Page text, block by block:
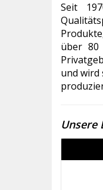
Seit
über 80
und wird
Unsere